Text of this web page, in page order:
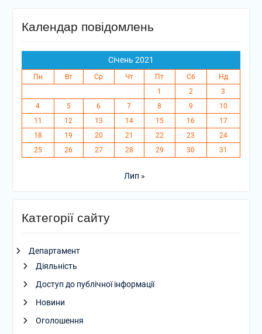
Календар повідомлень
Січень 2021
Пн Вт Ср Чт Пт Сб
Нд
1
2
3
4
5 6 7 8 9
10
11
12 13 14 15 16
17
18
19 20 21 22 23
24
25
26 27 28 29 30 31
Лип »
Категорії сайту
Департамент
Діяльність
Доступ до публічної інформації
Новини
Оголошення